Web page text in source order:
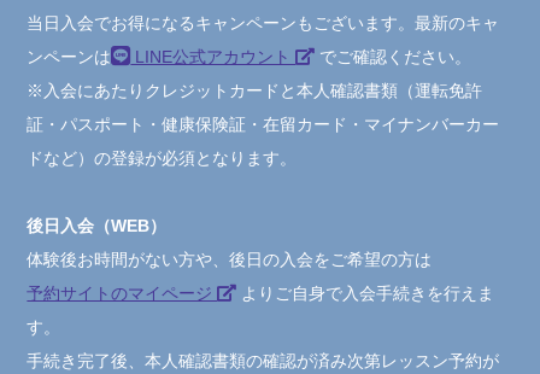
当日入会でお得になるキャンペーンもございます。最新のキャ
ンペーンは
LINE公式アカウント
でご確認ください。
※入会にあたりクレジットカードと本人確認書類（運転免許
証・パスポート・健康保険証・在留カード・マイナンバーカー
ドなど）の登録が必須となります。
後日入会（WEB）
体験後お時間がない方や、後日の入会をご希望の方は
予約サイトのマイページ
よりご自身で入会手続きを行えま
す。
手続き完了後、本人確認書類の確認が済み次第レッスン予約が